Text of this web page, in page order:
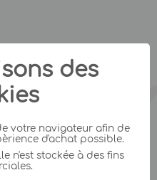
des
votre navigateur afin de
d'achat possible.
n'est stockée à des fins